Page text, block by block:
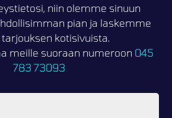
niin olemme sinuun
pian ja laskemme
kotisivuista.
meille suoraan numeroon 045
783 73093